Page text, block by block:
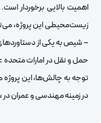
اهمیت بالایی برخوردار است.
زیست‌محیطی این پروژه،
– شیص به یکی از
حمل و نقل در امارات متحده
توجه به چالش‌ها، این پروژه
در زمینه مهندسی و عمران در